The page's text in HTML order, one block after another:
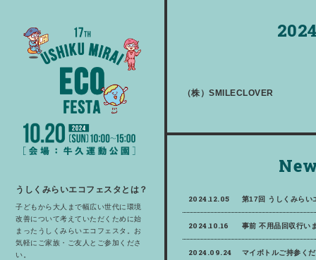
うしくみらいエコフェスタとは？
子どもから大人まで幅広い世代に環境
改善について考えていただくために始
まったうしくみらいエコフェスタ。お
気軽にご家族・ご友人とご参加くださ
い。
（株）SMILECLOVER
2024.12.05 第17回 うしくみらい
2024.10.16 事前 不用品回収行い
2024.09.24 マイボトルご持参く